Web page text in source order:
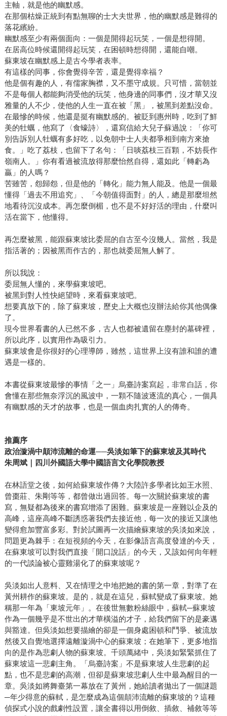
主軸，就是他的幽默感。
在那個枯燥正統到有點無聊的士大夫世界，他的幽默感是難得的
落花繽紛。
幽默感至少有兩個面向：一個是開得起玩笑，一個是想得開。
在居高位時候還開得起玩笑，在困頓時想得開，還能自嘲。
蘇東坡在幽默感上是古今學者表率。
有這樣的同事，你會覺得辛苦，還是覺得幸福？
他是個有趣的人，有儒家胸襟，又不墨守成規。只可惜，當朝並
不是每個人都能夠消受他的玩笑，他身邊的同事們，沒才華又沒
雅量的人不少，使他的人生一直在被「黑」，被黑到差點沒命。
在最慘的時候，他還是挺有幽默感的。被貶到惠州時，吃到了鮮
美的牡蠣，他寫了〈食蠔詩〉，還寫信給大兒子蘇過說：「你可
別告訴別人牡蠣有多好吃，以免朝中士人夫都爭相到南方來搶
食。」吃了荔枝，也留下了名句：「日啖荔枝三百顆，不妨長作
嶺南人。」你有看過被流放得那麼怡然自得，還如此「轉虧為
贏」的人嗎？
苦雖苦，怨歸怨，但是他的「轉化」能力無人能及。他是一個最
懂得「過去不用追究」、「今朝值得面對」的人，總是那麼坦然
地看待沉沒成本。再怎麼倒楣，也不是不好好活的理由，什麼叫
活在當下，他懂得。
再怎麼被黑，能跟蘇東坡比委屈的自古至今沒幾人。當然，我是
指活著的；因被黑而作古的，那也就委屈無人解了。
所以我說：
委屈無人懂的，來學蘇東坡吧。
被黑到對人性快絕望時，來看蘇東坡吧。
想要真放下的，除了蘇東坡，歷史上大概也沒辦法給你其他偶像
了。
現今世界看書的人已然不多，古人也都被遺留在塵封的墓碑裡，
所以此序，以實用作為吸引力。
蘇東坡會是你很好的心理導師，雖然，這世界上沒有誰和誰的遭
遇是一樣的。
本書從蘇東坡最慘的事情「之一」烏臺詩案寫起，非常白話，你
會懂在那些無奈浮沉的風波中，一顆不隨波逐流的真心，一個具
有幽默感的天才的故事，也是一個血肉扎實的人的傳奇。
推薦序
政治漩渦中顛沛流離的命運──吳淡如筆下的蘇東坡及其時代
朱周斌｜四川外國語大學中國語言文化學院教授
在林語堂之後，如何給蘇東坡作傳？大陸許多學者比如王水照、
曾棗莊、朱剛等等，都曾做出過回答。每一次關於蘇東坡的書
寫，無疑都為後來的書寫增添了困難。蘇東坡是一座難以企及的
高峰，這座高峰不斷誘惑著我們去接近他，每一次的接近又讓他
變得愈加豐富多彩。對於試圖再一次描繪蘇東坡的吳淡如來說，
問題更為棘手：在短視頻的今天，在影像語言高度發達的今天，
在蘇東坡可以對我們直接「開口說話」的今天，又該如何向年輕
的一代談論被心靈雞湯化了的蘇東坡呢？
吳淡如出人意料、又在情理之中地把她的書的第一章，對準了在
黃州耕作的蘇東坡。是的，就是在這兒，蘇軾變成了蘇東坡。她
稱那一年為「東坡元年」。在後世無數粉絲眼中，蘇軾─蘇東坡
作為一個幾乎是不世出的才華橫溢的才子，給我們留下的是豪邁
與豁達。但吳淡如想要描繪的卻是一個身處困頓和鬥爭、被流放
然後又自覺地選擇遠離漩渦中心的蘇東坡；在她筆下，更多地指
向的是作為悲劇人物的蘇東坡。千頭萬緒中，吳淡如緊緊抓住了
蘇東坡這一悲劇主角。「烏臺詩案」不是蘇東坡人生悲劇的起
點，也不是悲劇的高潮，但卻是蘇東坡悲劇人生中最為醒目的一
章。吳淡如將舞臺第一幕放在了黃州，她給讀者拋出了一個謎題
─年少得意的蘇軾，是怎麼成為這個顛沛流離的蘇東坡的？這種
偵探式小說的戲劇性設置，讓全書得以用倒敘、插敘、補敘等等